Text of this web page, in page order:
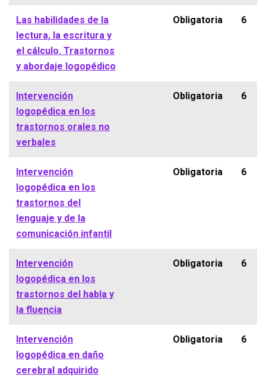
Las habilidades de la
lectura, la escritura y
el cálculo. Trastornos
y abordaje logopédico
Obligatoria 6
Intervención
logopédica en los
trastornos orales no
verbales
Obligatoria 6
Intervención
logopédica en los
trastornos del
lenguaje y de la
comunicación infantil
Obligatoria 6
Intervención
logopédica en los
trastornos del habla y
la fluencia
Obligatoria 6
Intervención
logopédica en daño
cerebral adquirido
Obligatoria 6